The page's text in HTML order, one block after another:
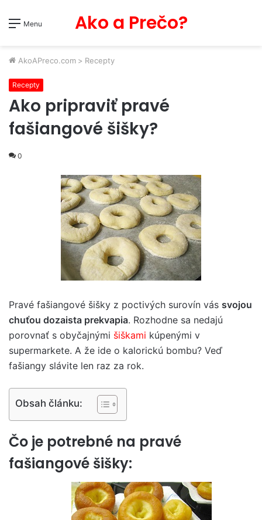
Menu Ako a Prečo?
AkoAPreco.com > Recepty
Recepty
Ako pripraviť pravé
fašiangové šišky?
0
Pravé fašiangové šišky z poctivých surovín vás svojou
chuťou dozaista prekvapia. Rozhodne sa nedajú
porovnať s obyčajnými šiškami kúpenými v
supermarkete. A že ide o kalorickú bombu? Veď
fašiangy slávite len raz za rok.
Obsah článku:
Čo je potrebné na pravé
fašiangové šišky: